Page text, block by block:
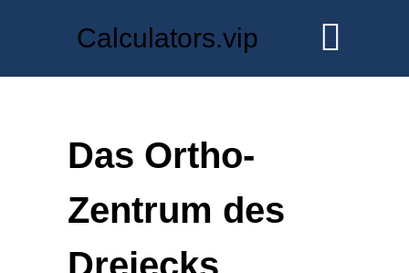
Calculators.vip
Das Ortho-
Zentrum des
Dreiecks